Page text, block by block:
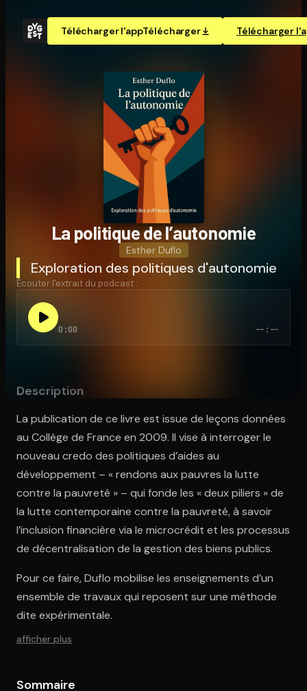
Télécharger l'appTélécharger Télécharger
La politique de l’autonomie
Esther Duflo
Exploration des politiques d'autonomie
Écouter l'extrait du podcast :
0:00 --:--
Description
La publication de ce livre est issue de leçons données
au Collège de France en 2009. Il vise à interroger le
nouveau credo des politiques d’aides au
développement – « rendons aux pauvres la lutte
contre la pauvreté » – qui fonde les « deux piliers » de
la lutte contemporaine contre la pauvreté, à savoir
l’inclusion financière via le microcrédit et les processus
de décentralisation de la gestion des biens publics.
Pour ce faire, Duflo mobilise les enseignements d’un
ensemble de travaux qui reposent sur une méthode
dite expérimentale.
afficher plus
Sommaire